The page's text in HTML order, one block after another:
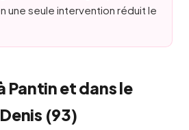
une seule intervention réduit le
Pantin et dans le
(93)